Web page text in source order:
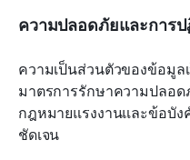
ความปลอดภัยและการ
ความเป็นส่วนตัวของข้อมู
มาตรการรักษาความปลอ
กฎหมายแรงงานและข้อบั
ชัดเจน